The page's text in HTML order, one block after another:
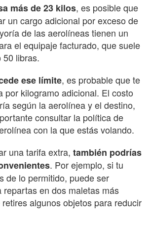
más de 23 kilos, es posible que
un cargo adicional por exceso de
de las aerolíneas tienen un
el equipaje facturado, que suele
50 libras.
ese límite, es probable que te
por kilogramo adicional. El costo
según la aerolínea y el destino,
consultar la política de
con la que estás volando.
una tarifa extra, también podrías
. Por ejemplo, si tu
de lo permitido, puede ser
repartas en dos maletas más
algunos objetos para reducir